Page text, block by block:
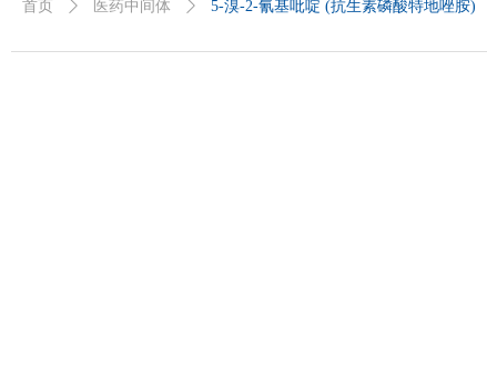
首页 ꄲ 医药中间体 ꄲ 5-溴-2-氰基吡啶 (抗生素磷酸特地唑胺)